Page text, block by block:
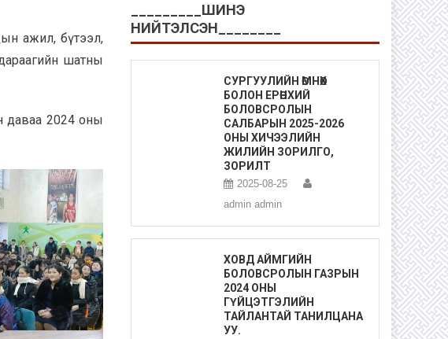
ажил, бүтээл,
шатны
даваа 2024 оны
_________ШИНЭ
НИЙТЭЛСЭН________
СУРГУУЛИЙН ӨМНӨХ
БОЛОН ЕРӨНХИЙ
БОЛОВСРОЛЫН
САЛБАРЫН 2025-2026
ОНЫ ХИЧЭЭЛИЙН
ЖИЛИЙН ЗОРИЛГО,
ЗОРИЛТ
2025-08-25
admin admin
ХОВД АЙМГИЙН
БОЛОВСРОЛЫН ГАЗРЫН
2024 ОНЫ
ГҮЙЦЭТГЭЛИЙН
ТАЙЛАНТАЙ ТАНИЛЦАНА
УУ.